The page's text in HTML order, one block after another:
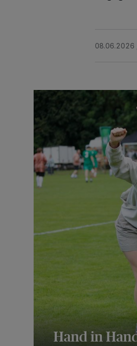
08.06.2026
Hand in